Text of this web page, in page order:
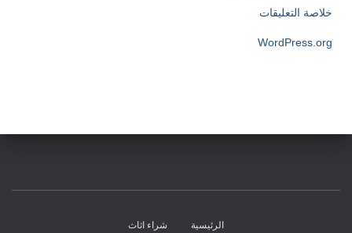
خلاصة التعليقات
WordPress.org
الرئيسية شراء اثاث